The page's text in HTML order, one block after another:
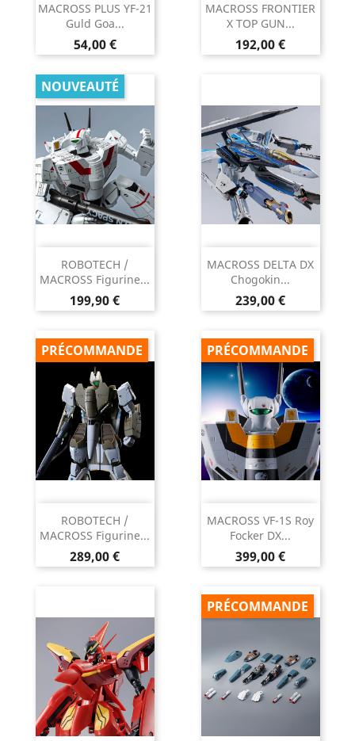
MACROSS PLUS YF-21
Guld Goa...
Prix
54,00 €
MACROSS FRONTIER
X TOP GUN...
Prix
192,00 €
ROBOTECH /
MACROSS Figurine...
Prix
199,90 €
NOUVEAUTÉ
MACROSS DELTA DX
Chogokin...
Prix
239,00 €
ROBOTECH /
MACROSS Figurine...
Prix
289,00 €
PRÉCOMMANDE
MACROSS VF-1S Roy
Focker DX...
Prix
399,00 €
PRÉCOMMANDE
PRÉCOMMANDE